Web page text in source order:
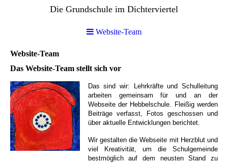
Die Grundschule im Dichterviertel
Website-Team
Website-Team
Das Website-Team stellt sich vor
Das sind wir: Lehrkräfte und Schulleitung
arbeiten gemeinsam für und an der
Webseite der Hebbelschule. Fleißig werden
Beiträge verfasst, Fotos geschossen und
über aktuelle Entwicklungen berichtet.
Wir gestalten die Webseite mit Herzblut und
viel Kreativität, um die Schulgemeinde
bestmöglich auf dem neusten Stand zu